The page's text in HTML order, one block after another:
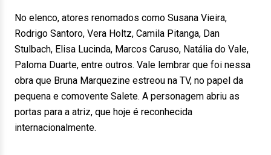
No elenco, atores renomados como Susana Vieira,
Rodrigo Santoro, Vera Holtz, Camila Pitanga, Dan
Stulbach, Elisa Lucinda, Marcos Caruso, Natália do Vale,
Paloma Duarte, entre outros. Vale lembrar que foi nessa
obra que Bruna Marquezine estreou na TV, no papel da
pequena e comovente Salete. A personagem abriu as
portas para a atriz, que hoje é reconhecida
internacionalmente.